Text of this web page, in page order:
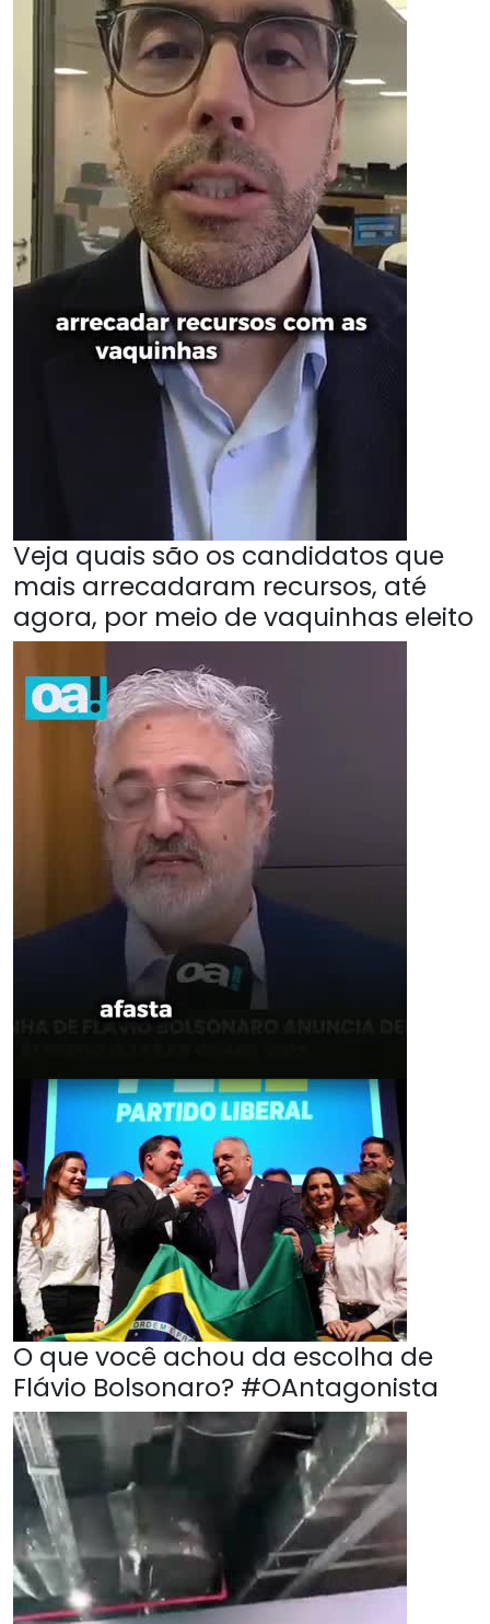
Veja quais são os candidatos que
mais arrecadaram recursos, até
agora, por meio de vaquinhas eleito
O que você achou da escolha de
Flávio Bolsonaro? #OAntagonista